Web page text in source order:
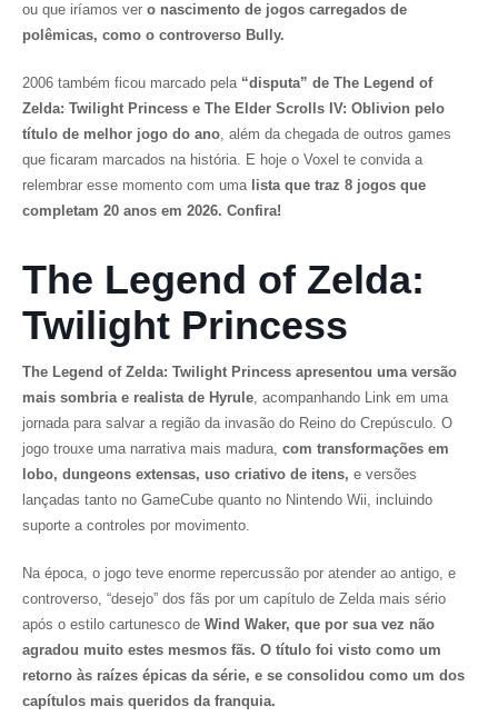
ou que iríamos ver o nascimento de jogos carregados de
polêmicas, como o controverso Bully.
2006 também ficou marcado pela “disputa” de The Legend of
Zelda: Twilight Princess e The Elder Scrolls IV: Oblivion pelo
título de melhor jogo do ano, além da chegada de outros games
que ficaram marcados na história. E hoje o Voxel te convida a
relembrar esse momento com umalista que traz 8 jogos que
completam 20 anos em 2026. Confira!
The Legend of Zelda:
Twilight Princess
The Legend of Zelda: Twilight Princess apresentou uma versão
mais sombria e realista de Hyrule, acompanhando Link em uma
jornada para salvar a região da invasão do Reino do Crepúsculo. O
jogo trouxe uma narrativa mais madura, com transformações em
lobo, dungeons extensas, uso criativo de itens, e versões
lançadas tanto no GameCube quanto no Nintendo Wii, incluindo
suporte a controles por movimento.
Na época, o jogo teve enorme repercussão por atender ao antigo, e
controverso, “desejo” dos fãs por um capítulo de Zeldamais sério
após o estilo cartunesco de Wind Waker, que por sua vez não
agradou muito estes mesmos fãs. O título foi visto como um
retorno às raízes épicas da série, e se consolidou como um dos
capítulos mais queridos da franquia.